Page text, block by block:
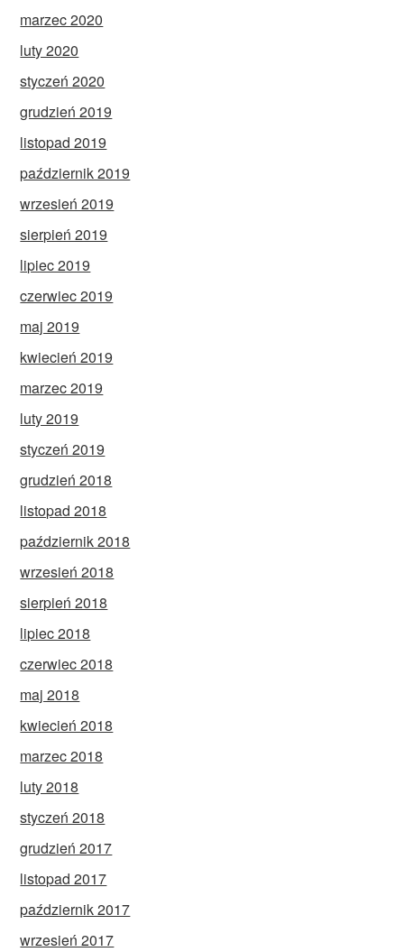
marzec 2020
luty 2020
styczeń 2020
grudzień 2019
listopad 2019
październik 2019
wrzesień 2019
sierpień 2019
lipiec 2019
czerwiec 2019
maj 2019
kwiecień 2019
marzec 2019
luty 2019
styczeń 2019
grudzień 2018
listopad 2018
październik 2018
wrzesień 2018
sierpień 2018
lipiec 2018
czerwiec 2018
maj 2018
kwiecień 2018
marzec 2018
luty 2018
styczeń 2018
grudzień 2017
listopad 2017
październik 2017
wrzesień 2017